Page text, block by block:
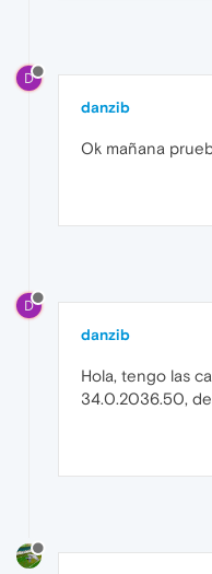
D
danzib
Ok mañana
D
danzib
Hola, tengo las
34.0.2036.50,